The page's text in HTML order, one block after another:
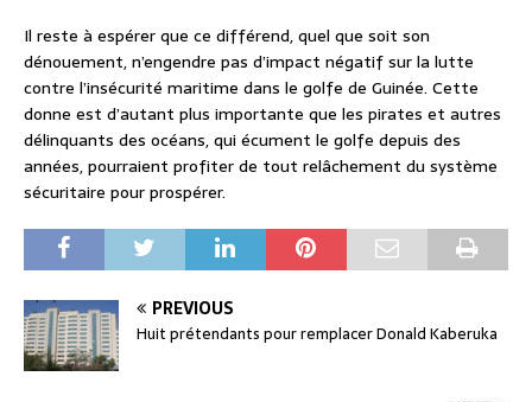
Il reste à espérer que ce différend, quel que soit son
dénouement, n’engendre pas d’impact négatif sur la lutte
contre l’insécurité maritime dans le golfe de Guinée. Cette
donne est d’autant plus importante que les pirates et autres
délinquants des océans, qui écument le golfe depuis des
années, pourraient profiter de tout relâchement du système
sécuritaire pour prospérer.
PREVIOUS
Huit prétendants pour remplacer Donald Kaberuka